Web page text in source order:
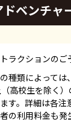
ドベンチャ
ラクションのご
種類によっては
高校生を除く
す。詳細は各注
の利用料金も発